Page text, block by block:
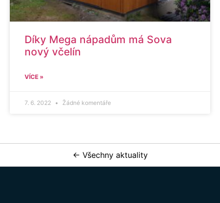
Díky Mega nápadům má Sova
nový včelín
VÍCE »
7. 6. 2022 Žádné komentáře
← Všechny aktuality